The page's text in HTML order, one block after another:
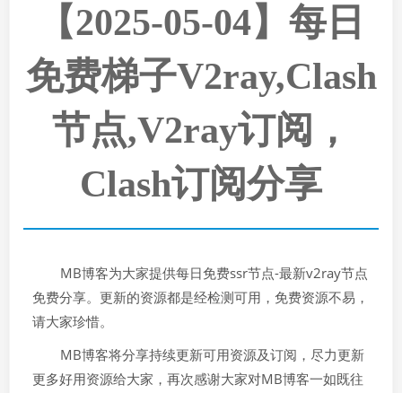
【2025-05-04】每日
免费梯子V2ray,Clash
节点,V2ray订阅，
Clash订阅分享
MB博客为大家提供每日免费ssr节点-最新v2ray节点
免费分享。更新的资源都是经检测可用，免费资源不易，
请大家珍惜。
MB博客将分享持续更新可用资源及订阅，尽力更新
更多好用资源给大家，再次感谢大家对MB博客一如既往